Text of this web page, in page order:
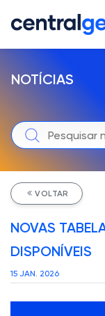
NOTÍCIAS
VOLTAR
NOVAS
DISPONÍVEIS
15 JAN. 2026